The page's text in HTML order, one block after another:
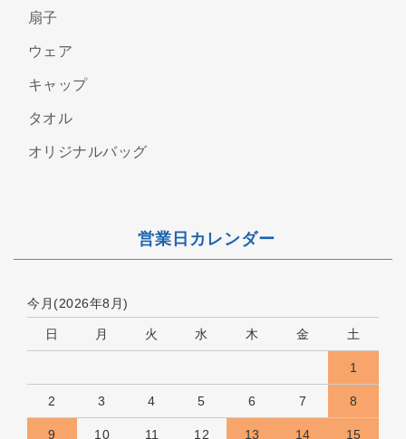
扇子
ウェア
キャップ
タオル
オリジナルバッグ
営業日カレンダー
今月(2026年8月)
日 月 火 水 木 金 土
1
2 3 4 5 6 7 8
9 10 11 12 13 14 15